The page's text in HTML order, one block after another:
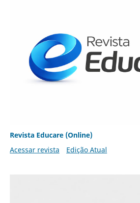
Revista Educare (Online)
Acessar revista
Edição Atual